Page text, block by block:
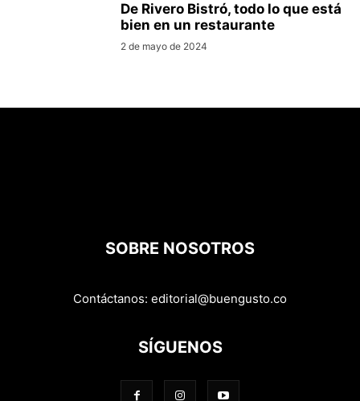
De Rivero Bistró, todo lo que está
bien en un restaurante
2 de mayo de 2024
SOBRE NOSOTROS
Contáctanos: editorial@buengusto.co
SÍGUENOS